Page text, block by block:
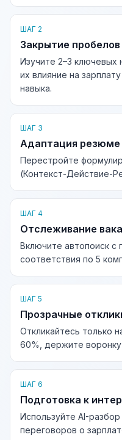
ШАГ 2
Закрытие пробелов
Изучите 2–3 ключевых
их влияние на
навыка.
ШАГ 3
Адаптация резюме
Перестройте
(Контекст-Действие-
ШАГ 4
Отслеживание
Включите автопоиск с
соответствия по 5
ШАГ 5
Прозрачные
Откликайтесь только
60%, держите воронку
ШАГ 6
Подготовка к
Используйте AI-
переговоров о